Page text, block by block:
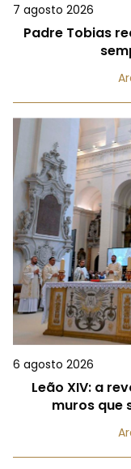
7 agosto 2026
Padre Tobias
6 agosto 2026
Leão XIV: a
muros que